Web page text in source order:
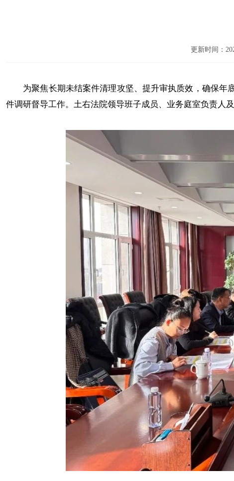
更新时间：
为聚焦长期未结案件清理攻坚、提升审执质效，确保年
件调研督导工作。土右法院领导班子成员、业务庭室负责人